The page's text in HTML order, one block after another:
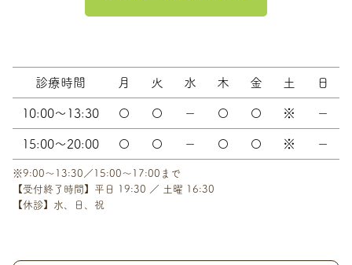
診療時間 月 火 水 木 金 土 日
10:00～13:30 〇 〇 － 〇 〇 ※ －
15:00～20:00 〇 〇 － 〇 〇 ※ －
※9:00～13:30／15:00～17:00まで
【受付終了時間】平日 19:30 ／ 土曜 16:30
【休診】水、日、祝